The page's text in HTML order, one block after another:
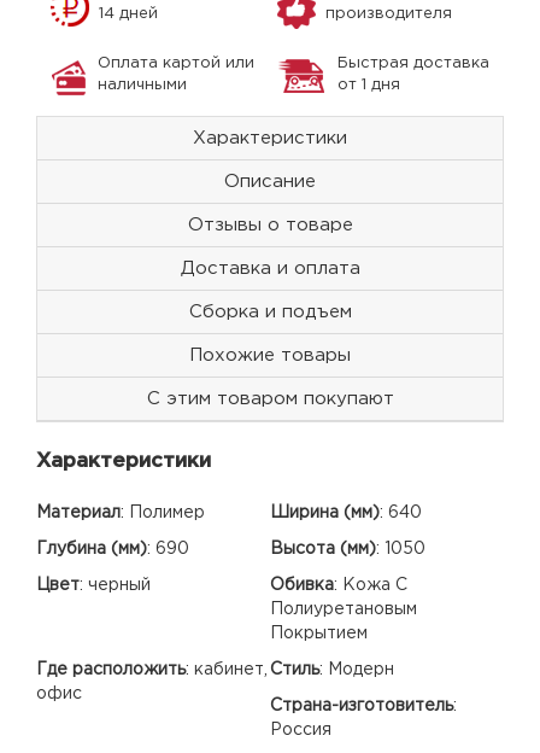
14 дней
производителя
Оплата картой или
наличными
Быстрая доставка
от 1 дня
Характеристики
Описание
Отзывы о товаре
Доставка и оплата
Сборка и подъем
Похожие товары
С этим товаром покупают
Характеристики
Материал: Полимер Ширина (мм): 640
Глубина (мм): 690 Высота (мм): 1050
Цвет: черный Обивка:
Кожа С
Полиуретановым
Покрытием
Где расположить: кабинет,
офис
Стиль: Модерн
Страна-изготовитель:
Россия